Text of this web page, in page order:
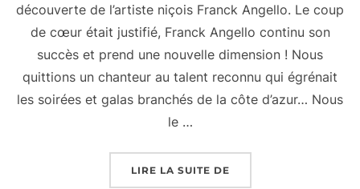
découverte de l’artiste niçois Franck Angello. Le coup
de cœur était justifié, Franck Angello continu son
succès et prend une nouvelle dimension ! Nous
quittions un chanteur au talent reconnu qui égrénait
les soirées et galas branchés de la côte d’azur… Nous
le …
LIRE LA SUITE DE« LE CHANTEUR